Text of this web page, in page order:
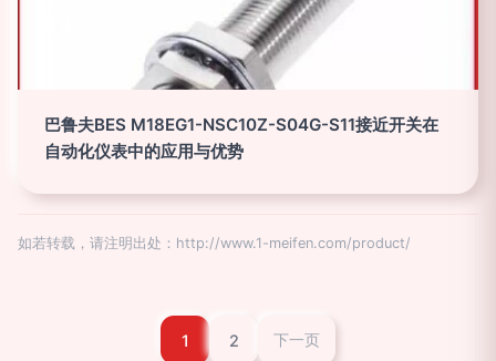
巴鲁夫BES M18EG1-NSC10Z-S04G-S11接近开关在
自动化仪表中的应用与优势
如若转载，请注明出处：http://www.1-meifen.com/product/
1 2 下一页